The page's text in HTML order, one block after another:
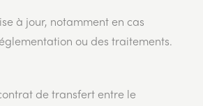
à jour, notamment en cas
ou des traitements.
de transfert entre le